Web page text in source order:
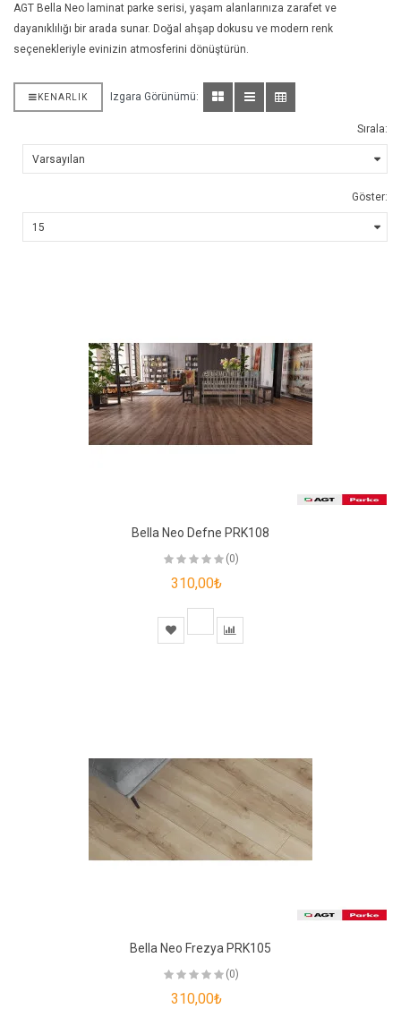
AGT Bella Neo laminat parke serisi, yaşam alanlarınıza zarafet ve
dayanıklılığı bir arada sunar. Doğal ahşap dokusu ve modern renk
seçenekleriyle evinizin atmosferini dönüştürün.
KENARLIK Izgara Görünümü:
Sırala:
Göster:
Bella Neo Defne PRK108
(0)
310,00₺
Bella Neo Frezya PRK105
(0)
310,00₺